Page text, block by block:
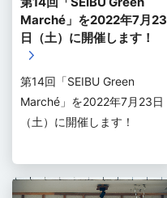
Marché」を2022年7月23
日（土）に開催します！
第14回「SEIBU Green
Marché」を2022年7月23日
（土）に開催します！